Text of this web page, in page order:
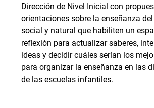
Dirección de Nivel Inicial con
orientaciones sobre la enseñanza
social y natural que habiliten un
reflexión para actualizar saberes,
ideas y decidir cuáles serían los
para organizar la enseñanza en las
de las escuelas infantiles.